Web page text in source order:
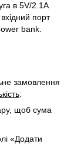
в 5V/2.1A
порт
bank.
замовлення
:
щоб сума
«Додати